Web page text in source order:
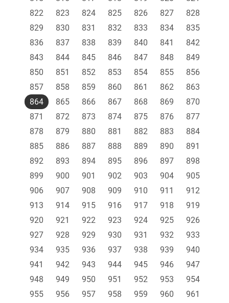
822
823 824 825 826 827
828
829
830 831 832 833 834
835
836
837 838 839 840 841
842
843
844 845 846 847 848
849
850
851 852 853 854 855
856
857
858 859 860 861 862
863
864
865 866 867 868 869
870
871
872 873 874 875 876
877
878
879 880 881 882 883
884
885
886 887 888 889 890
891
892
893 894 895 896 897
898
899
900 901 902 903 904
905
906
907 908 909 910 911
912
913
914 915 916 917 918
919
920
921 922 923 924 925
926
927
928 929 930 931 932
933
934
935 936 937 938 939
940
941
942 943 944 945 946
947
948
949 950 951 952 953
954
955
956 957 958 959 960
961